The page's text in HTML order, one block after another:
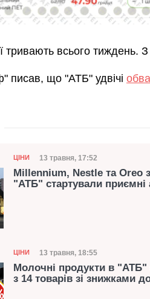
тривають всього тиждень.
писав, що "АТБ" удвічі
Категорія
ЦІНИ Дата публікації
13 травня, 17:52
Millennium, Nestle та Oreo
"АТБ" стартували приємні
Категорія
ЦІНИ Дата публікації
13 травня, 18:55
Молочні продукти в
з 14 товарів зі знижками